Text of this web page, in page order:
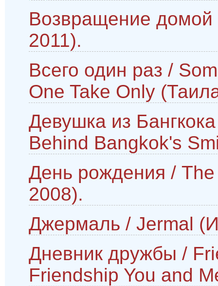
Возвращение домой
2011).
Всего один раз /
One Take Only
Девушка из
Behind Bangkok's
День рождения /
2008).
Джермаль / Jermal
Дневник дружбы /
Friendship You and